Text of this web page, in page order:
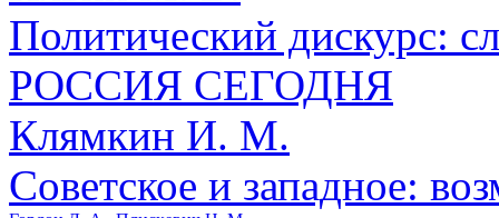
Политический дискурс:
РОССИЯ СЕГОДНЯ
Клямкин И. М.
Советское и западное: